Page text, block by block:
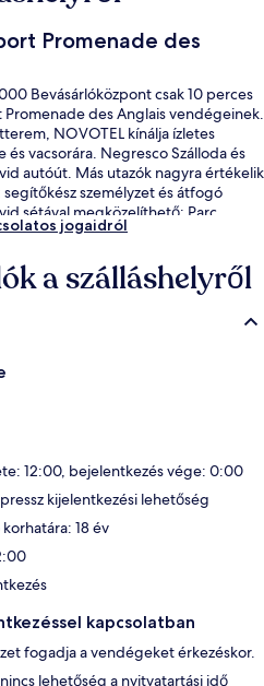
Promenade des
Bevásárlóközpont csak 10 perces
des Anglais vendégeinek.
NOVOTEL kínálja ízletes
vacsorára. Negresco Szálloda és
autóút. Más utazók nagyra értékelik
személyzet és átfogó
sétával megközelíthető: Parc
Arenas South villamosmegálló
jogaidról
a szálláshelyről
12:00, bejelentkezés vége: 0:00
kijelentkezési lehetőség
18 év
kapcsolatban
fogadja a vendégeket érkezéskor.
nincs lehetőség a nyitvatartási idő